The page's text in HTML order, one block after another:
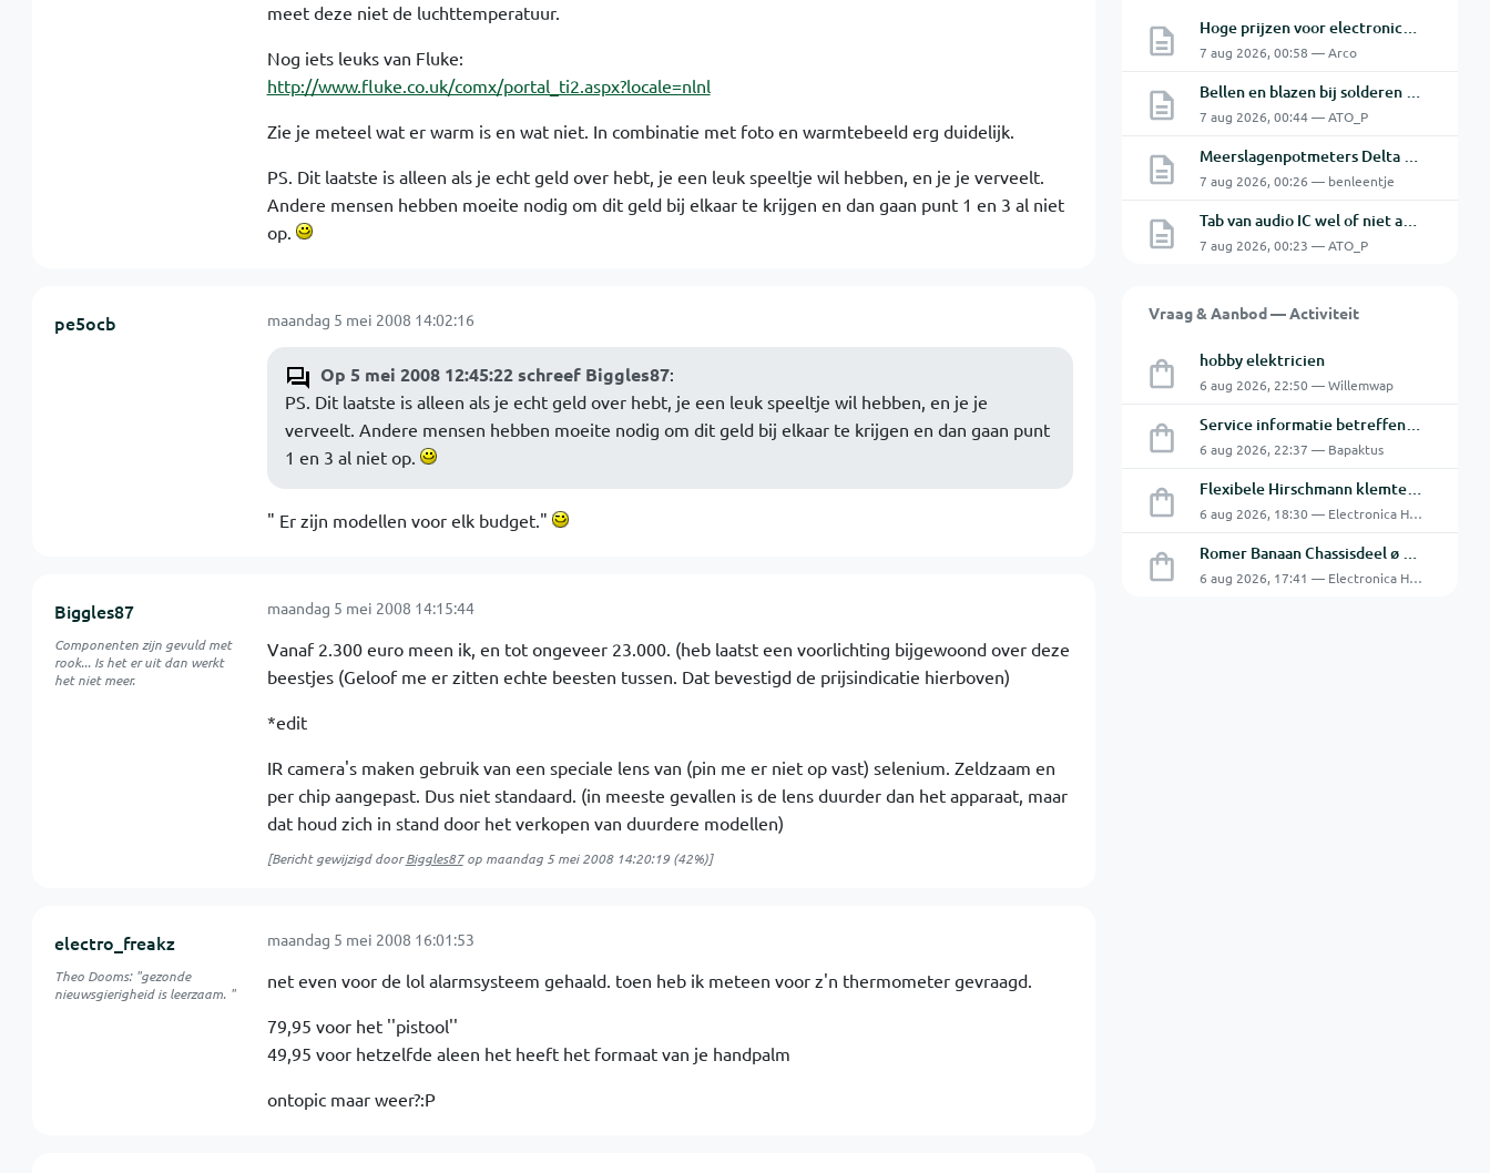
Hoge prijzen voor electronica hobbyisten
7 aug 2026, 00:58 — Arco
Bellen en blazen bij solderen van Chinese PCBs
7 aug 2026, 00:44 — ATO_P
Meerslagenpotmeters Delta SM45-70D
7 aug 2026, 00:26 — benleentje
Tab van audio IC wel of niet aan de GND.
7 aug 2026, 00:23 — ATO_P
Vraag & Aanbod — Activiteit
hobby elektricien
6 aug 2026, 22:50 — Willemwap
Service informatie betreffende een GFC-8010 van GW
6 aug 2026, 22:37 — Bapaktus
Flexibele Hirschmann klemtestpen met tweedelige klem.
6 aug 2026, 18:30 — Electronica Hobbyist
Romer Banaan Chassisdeel ø 4 mm 16Amp
6 aug 2026, 17:41 — Electronica Hobbyist
meet deze niet de luchttemperatuur.
Nog iets leuks van Fluke:
http://www.fluke.co.uk/comx/portal_ti2.aspx?locale=nlnl
Zie je meteel wat er warm is en wat niet. In combinatie met foto en warmtebeeld erg duidelijk.
PS. Dit laatste is alleen als je echt geld over hebt, je een leuk speeltje wil hebben, en je je verveelt.
Andere mensen hebben moeite nodig om dit geld bij elkaar te krijgen en dan gaan punt 1 en 3 al niet
op.
pe5ocb maandag 5 mei 2008 14:02:16
Op 5 mei 2008 12:45:22 schreef Biggles87:
PS. Dit laatste is alleen als je echt geld over hebt, je een leuk speeltje wil hebben, en je je
verveelt. Andere mensen hebben moeite nodig om dit geld bij elkaar te krijgen en dan gaan punt
1 en 3 al niet op.
" Er zijn modellen voor elk budget."
Biggles87
Componenten zijn gevuld met
rook... Is het er uit dan werkt
het niet meer.
maandag 5 mei 2008 14:15:44
Vanaf 2.300 euro meen ik, en tot ongeveer 23.000. (heb laatst een voorlichting bijgewoond over deze
beestjes (Geloof me er zitten echte beesten tussen. Dat bevestigd de prijsindicatie hierboven)
*edit
IR camera's maken gebruik van een speciale lens van (pin me er niet op vast) selenium. Zeldzaam en
per chip aangepast. Dus niet standaard. (in meeste gevallen is de lens duurder dan het apparaat, maar
dat houd zich in stand door het verkopen van duurdere modellen)
[Bericht gewijzigd doorBiggles87op maandag 5 mei 2008 14:20:19(42%)]
electro_freakz
Theo Dooms: "gezonde
nieuwsgierigheid is leerzaam. "
maandag 5 mei 2008 16:01:53
net even voor de lol alarmsysteem gehaald. toen heb ik meteen voor z'n thermometer gevraagd.
79,95 voor het ''pistool''
49,95 voor hetzelfde aleen het heeft het formaat van je handpalm
ontopic maar weer?:P